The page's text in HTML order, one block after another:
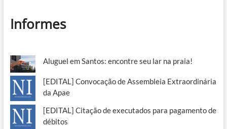
Informes
Aluguel em Santos: encontre seu lar na praia!
[EDITAL] Convocação de Assembleia Extraordinária
da Apae
[EDITAL] Citação de executados para pagamento de
débitos